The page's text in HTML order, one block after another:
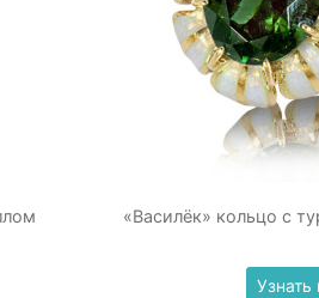
«Василёк» кольцо с
Узнать